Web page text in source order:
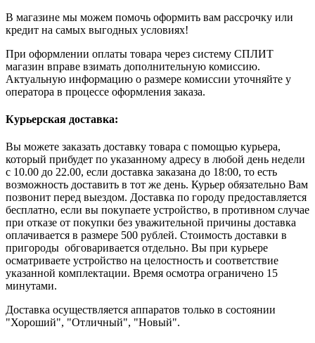
В магазине мы можем помочь оформить вам рассрочку или
кредит на самых выгодных условиях!
При оформлении оплаты товара через систему СПЛИТ
магазин вправе взимать дополнительную комиссию.
Актуальную информацию о размере комиссии уточняйте у
оператора в процессе оформления заказа.
Курьерская доставка:
Вы можете заказать доставку товара с помощью курьера,
который прибудет по указанному адресу в любой день недели
с 10.00 до 22.00, если доставка заказана до 18:00, то есть
возможность доставить в тот же день. Курьер обязательно Вам
позвонит перед выездом. Доставка по городу предоставляется
бесплатно, если вы покупаете устройство, в противном случае
при отказе от покупки без уважительной причины доставка
оплачивается в размере 500 рублей. Стоимость доставки в
пригороды обговаривается отдельно. Вы при курьере
осматриваете устройство на целостность и соответствие
указанной комплектации. Время осмотра ограничено 15
минутами.
Доставка осуществляется аппаратов только в состоянии
"Хороший", "Отличный", "Новый".